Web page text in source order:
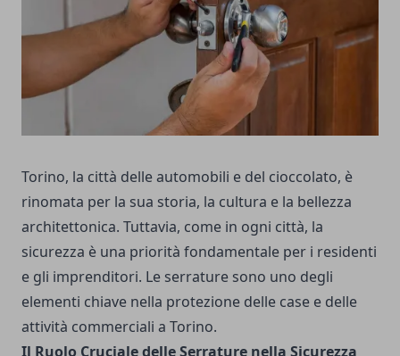
Torino, la città delle automobili e del cioccolato, è
rinomata per la sua storia, la cultura e la bellezza
architettonica. Tuttavia, come in ogni città, la
sicurezza è una priorità fondamentale per i residenti
e gli imprenditori. Le serrature sono uno degli
elementi chiave nella protezione delle case e delle
attività commerciali a Torino.
Il Ruolo Cruciale delle Serrature nella Sicurezza